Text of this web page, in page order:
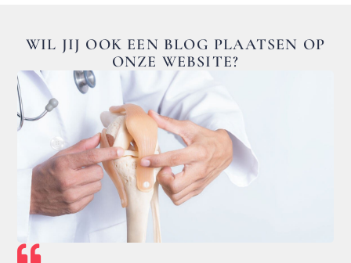
WIL JIJ OOK EEN BLOG PLAATSEN OP
ONZE WEBSITE?